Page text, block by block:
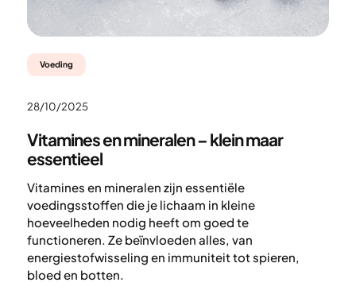
Voeding
28/10/2025
Vitamines en mineralen – klein maar
essentieel
Vitamines en mineralen zijn essentiële
voedingsstoffen die je lichaam in kleine
hoeveelheden nodig heeft om goed te
functioneren. Ze beïnvloeden alles, van
energiestofwisseling en immuniteit tot spieren,
bloed en botten.